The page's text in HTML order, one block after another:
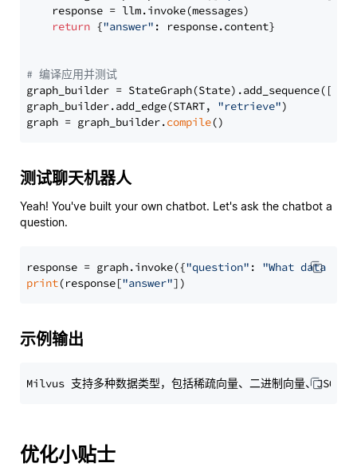
    response = llm.invoke(messages)
return {"answer" : response.content}
# 编译应用并测试
graph_builder =
graph_builder.add_edge(START, "retrieve")
graph = graph_builder.compile
测试聊天机器人
Yeah! You've built your own chatbot. Let's ask the chatbot a
question.
response = graph.invoke({"question" : "What data
print(response["answer"
示例输出
优化小贴士